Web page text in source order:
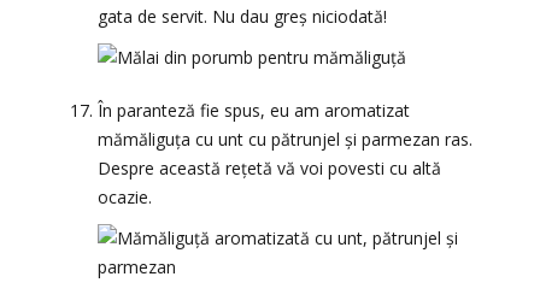
gata de servit. Nu dau greș niciodată!
În paranteză fie spus, eu am aromatizat
mămăliguța cu unt cu pătrunjel și parmezan ras.
Despre această rețetă vă voi povesti cu altă
ocazie.